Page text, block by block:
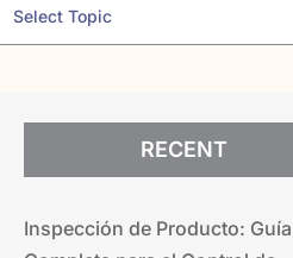
RECENT
Inspección de Producto: Guía